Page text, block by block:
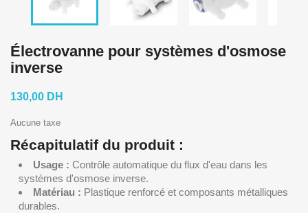
Électrovanne pour systèmes d'osmose
inverse
130,00 DH
Aucune taxe
Récapitulatif du produit :
Usage : Contrôle automatique du flux d'eau dans les
systèmes d'osmose inverse.
Matériau : Plastique renforcé et composants métalliques
durables.